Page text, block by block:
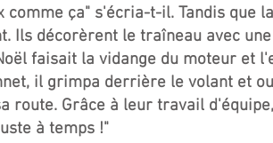
ça" s'écria-t-il. Tandis que
Ils décorèrent le traîneau avec
faisait la vidange du moteur et
il grimpa derrière le volant et
route. Grâce à leur travail
à temps !"